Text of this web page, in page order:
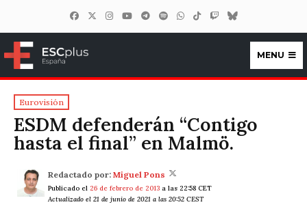
ESCplus España
MENU
Eurovisión
ESDM defenderán “Contigo
hasta el final” en Malmö.
Redactado por: Miguel Pons
Publicado el 26 de febrero de 2013 a las 22:58 CET
Actualizado el 21 de junio de 2021 a las 20:52 CEST